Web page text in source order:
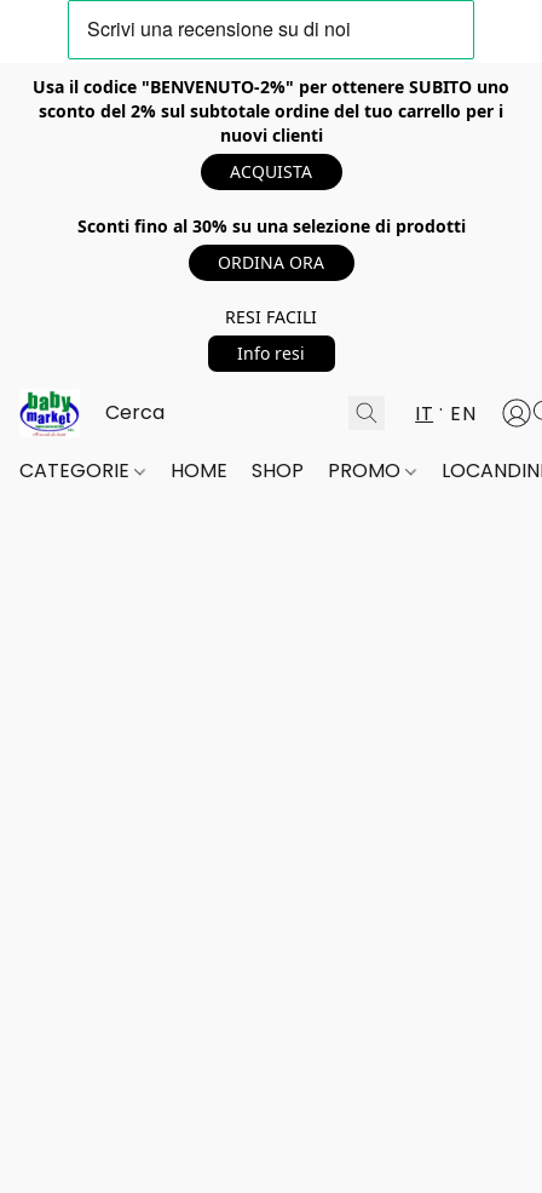
Usa il codice "BENVENUTO-2%" per ottenere SUBITO uno
sconto del 2% sul subtotale ordine del tuo carrello per i
nuovi clienti
ACQUISTA
Sconti fino al 30% su una selezione di prodotti
ORDINA ORA
RESI FACILI
Info resi
IT EN
CATEGORIE HOME SHOP PROMO